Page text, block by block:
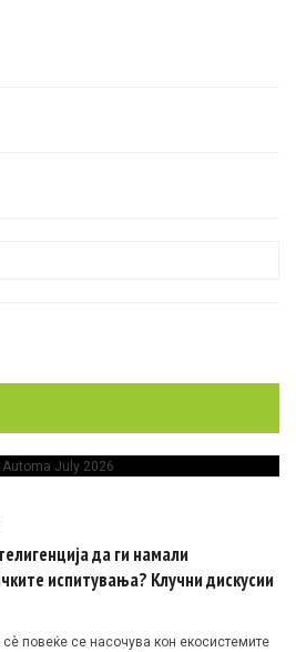
да ги намали
испитувања? Клучни дискусии
повеќе се насочува кон екосистемите